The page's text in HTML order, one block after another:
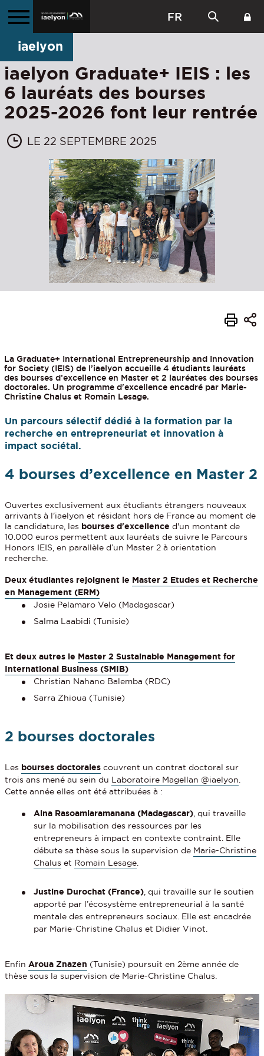
FR
iaelyon
iaelyon Graduate+ IEIS : les
6 lauréats des bourses
2025-2026 font leur rentrée
LE 22 SEPTEMBRE 2025
La Graduate+ International Entrepreneurship and Innovation
for Society (IEIS) de l’iaelyon accueille 4 étudiants lauréats
des bourses d’excellence en Master et 2 lauréates des bourses
doctorales. Un programme d'excellence encadré par Marie-
Christine Chalus et Romain Lesage.
Un parcours sélectif dédié à la formation par la
recherche en entrepreneuriat et innovation à
impact sociétal.
4 bourses d’excellence en Master 2
Ouvertes exclusivement aux étudiants étrangers nouveaux
arrivants à l'iaelyon et résidant hors de France au moment de
la candidature, les bourses d'excellence d'un montant de
10.000 euros permettent aux lauréats de suivre le Parcours
Honors IEIS, en parallèle d’un Master 2 à orientation
recherche.
Deux étudiantes rejoignent le Master 2 Etudes et Recherche
en Management (ERM)
Josie Pelamaro Velo (Madagascar)
Salma Laabidi (Tunisie)
Et deux autres le Master 2 Sustainable Management for
International Business (SMIB)
Christian Nahano Balemba (RDC)
Sarra Zhioua (Tunisie)
2 bourses doctorales
Les bourses doctorales couvrent un contrat doctoral sur
trois ans mené au sein du Laboratoire Magellan @iaelyon.
Cette année elles ont été attribuées à :
Aina Rasoamiaramanana (Madagascar), qui travaille
sur la mobilisation des ressources par les
entrepreneurs à impact en contexte contraint. Elle
débute sa thèse sous la supervision de Marie-Christine
Chalus et Romain Lesage.
Justine Durochat (France), qui travaille sur le soutien
apporté par l’écosystème entrepreneurial à la santé
mentale des entrepreneurs sociaux. Elle est encadrée
par Marie-Christine Chalus et Didier Vinot.
EnfinAroua Znazen (Tunisie) poursuit en 2ème année de
thèse sous la supervision de Marie-Christine Chalus.